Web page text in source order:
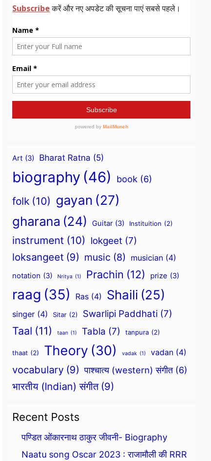
Art (3) Bharat Ratna (5)
biography (46) book (6)
folk (10) gayan (27)
gharana (24) Guitar (3) Instituition (2)
instrument (10) lokgeet (7)
loksangeet (9) music (8) musician (4)
notation (3) Nritya (1) Prachin (12) prize (3)
raag (35) Ras (4) Shaili (25)
singer (4) Sitar (2) Swarlipi Paddhati (7)
Taal (11) taan (1) Tabla (7) tanpura (2)
thaat (2) Theory (30) vadak (1) vadan (4)
vocabulary (9) पाश्चात्य (western) संगीत (6)
भारतीय (Indian) संगीत (9)
Recent Posts
पण्डित ओंकारनाथ ठाकुर जीवनी- Biography
Naatu song Oscar 2023 : राजामौली की RRR